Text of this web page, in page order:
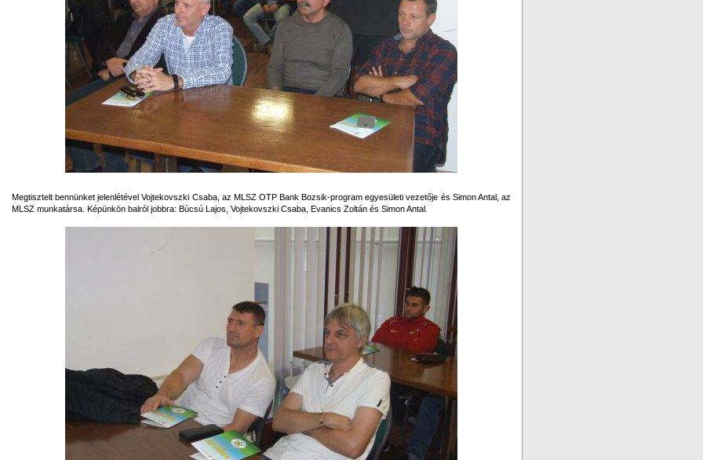
Megtisztelt bennünket jelenlétével Vojtekovszki Csaba, az MLSZ OTP Bank Bozsik-program egyesületi vezetője és Simon Antal, az
MLSZ munkatársa. Képünkön balról jobbra: Búcsú Lajos, Vojtekovszki Csaba, Evanics Zoltán és Simon Antal.